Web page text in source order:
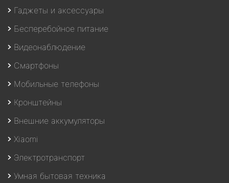
Гаджеты и аксессуары
Бесперебойное питание
Видеонаблюдение
Смартфоны
Мобильные телефоны
Кронштейны
Внешние аккумуляторы
Xiaomi
Электротранспорт
Умная бытовая техника